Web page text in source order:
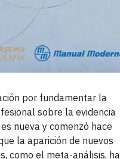
por fundamentar la
sobre la evidencia
nueva y comenzó hace
la aparición de nuevos
como el meta-análisis, ha